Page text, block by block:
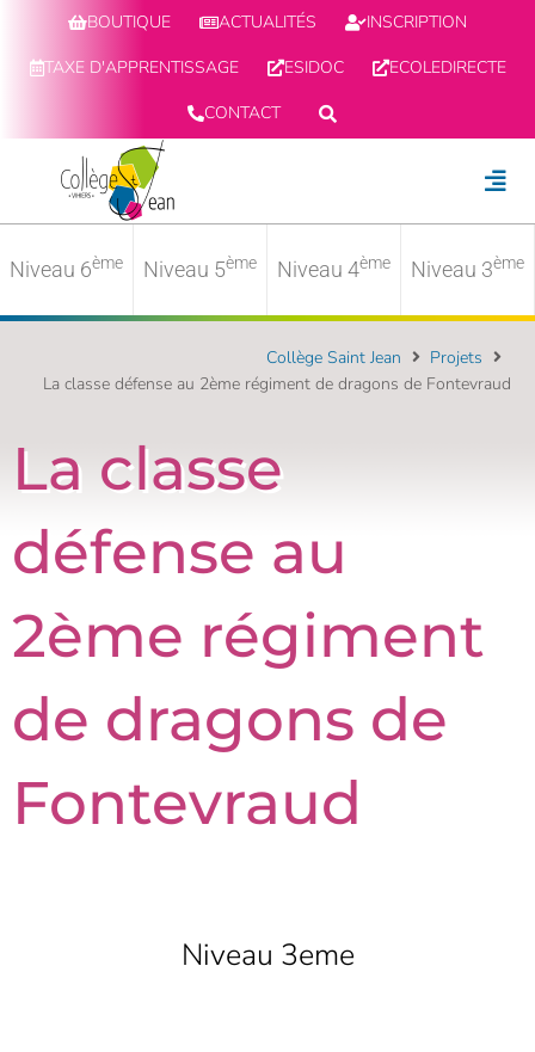
BOUTIQUE ACTUALITÉS
INSCRIPTION
TAXE D'APPRENTISSAGE
ESIDOC
ECOLEDIRECTE
CONTACT
Niveau 6ème Niveau 5ème Niveau 4ème Niveau 3ème
Collège Saint Jean
Projets
La classe défense au 2ème régiment de dragons de Fontevraud
La classe
défense au
2ème régiment
de dragons de
Fontevraud
Niveau 3eme